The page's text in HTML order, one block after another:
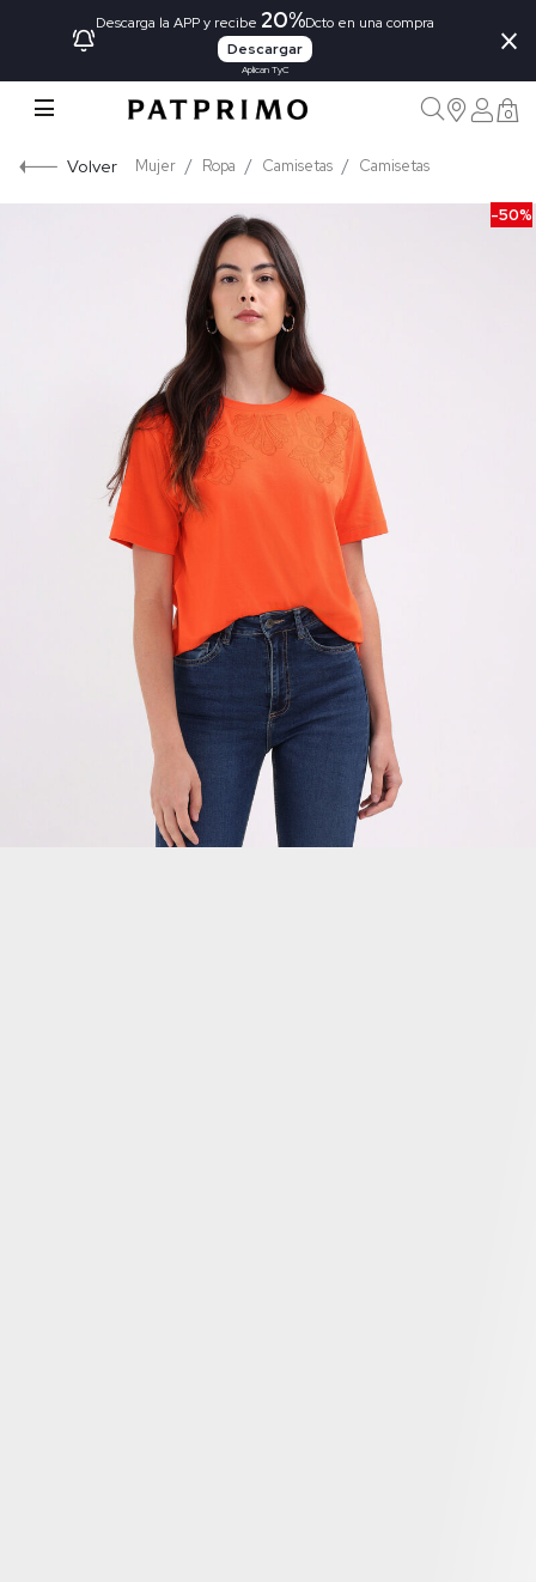
Descarga la APP y recibe 20%Dcto en una compra
Descargar
Aplican TyC
×
0
Volver Mujer Ropa Camisetas Camisetas
-50%